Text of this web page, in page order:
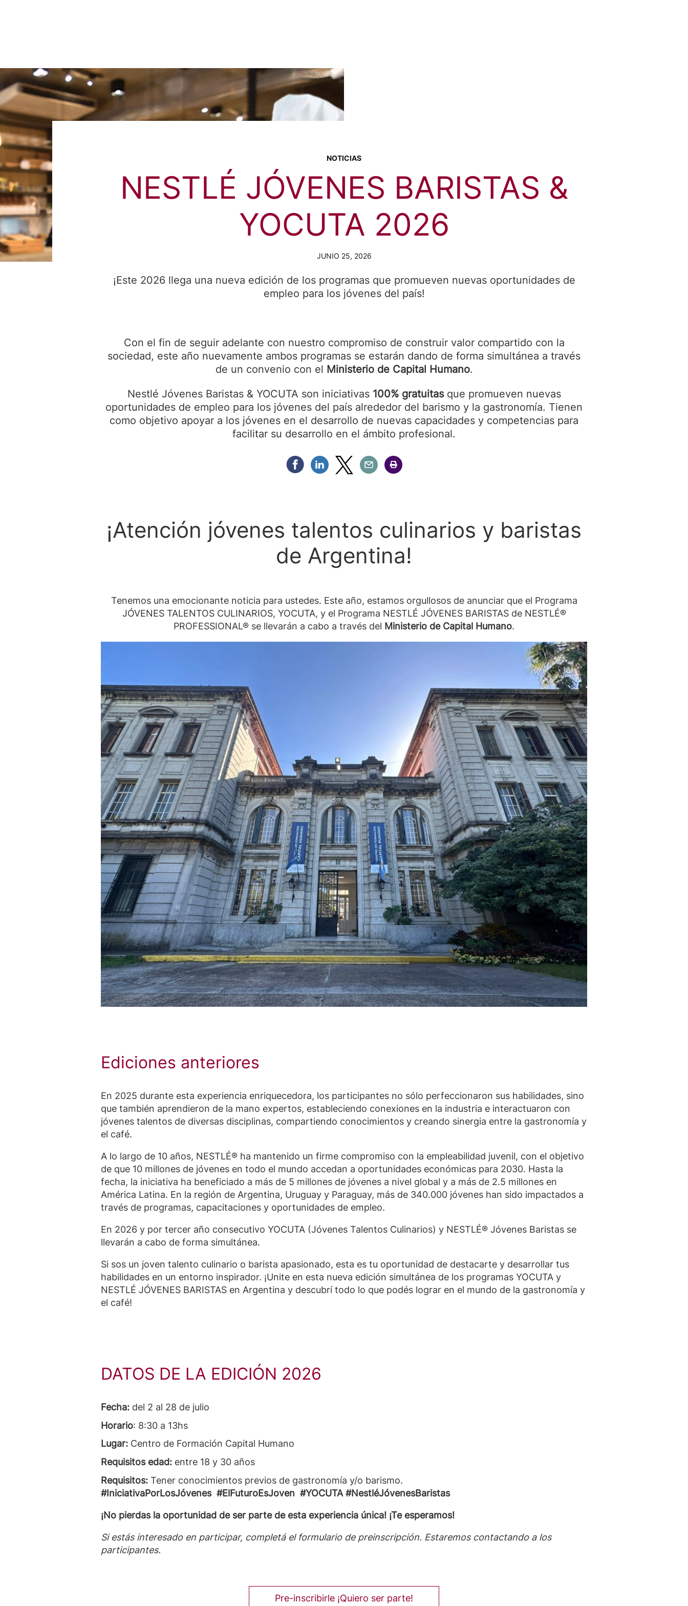
NOTICIAS
NESTLÉ JÓVENES BARISTAS &
YOCUTA 2026
JUNIO 25, 2026
¡Este 2026 llega una nueva edición de los programas que promueven nuevas oportunidades de
empleo para los jóvenes del país!
Con el fin de seguir adelante con nuestro compromiso de construir valor compartido con la
sociedad, este año nuevamente ambos programas se estarán dando de forma simultánea a través
de un convenio con el Ministerio de Capital Humano.
Nestlé Jóvenes Baristas & YOCUTA son iniciativas 100% gratuitasque promueven nuevas
oportunidades de empleo para los jóvenes del país alrededor del barismo y la gastronomía. Tienen
como objetivo apoyar a los jóvenes en el desarrollo de nuevas capacidades y competencias para
facilitar su desarrollo en el ámbito profesional.
Compartir Facebook
Compartir Linkedin
Compartir Twitter
Compartir Email
Compartir Imprimir
¡Atención jóvenes talentos culinarios y baristas
de Argentina!
Tenemos una emocionante noticia para ustedes. Este año, estamos orgullosos de anunciar que el Programa
JÓVENES TALENTOS CULINARIOS, YOCUTA, y el Programa NESTLÉ JÓVENES BARISTAS de NESTLÉ®
PROFESSIONAL® se llevarán a cabo a través del Ministerio de Capital Humano.
Ediciones anteriores
En 2025 durante esta experiencia enriquecedora, los participantes no sólo perfeccionaron sus habilidades, sino
que también aprendieron de la mano expertos, estableciendo conexiones en la industria e interactuaron con
jóvenes talentos de diversas disciplinas, compartiendo conocimientos y creando sinergia entre la gastronomía y
el café.
A lo largo de 10 años, NESTLÉ® ha mantenido un firme compromiso con la empleabilidad juvenil, con el objetivo
de que 10 millones de jóvenes en todo el mundo accedan a oportunidades económicas para 2030. Hasta la
fecha, la iniciativa ha beneficiado a más de 5 millones de jóvenes a nivel global y a más de 2.5 millones en
América Latina. En la región de Argentina, Uruguay y Paraguay, más de 340.000 jóvenes han sido impactados a
través de programas, capacitaciones y oportunidades de empleo.
En 2026 y por tercer año consecutivo YOCUTA (Jóvenes Talentos Culinarios) y NESTLÉ® Jóvenes Baristas se
llevarán a cabo de forma simultánea.
Si sos un joven talento culinario o barista apasionado, esta es tu oportunidad de destacarte y desarrollar tus
habilidades en un entorno inspirador. ¡Unite en esta nueva edición simultánea de los programas YOCUTA y
NESTLÉ JÓVENES BARISTAS en Argentina y descubrí todo lo que podés lograr en el mundo de la gastronomía y
el café!
DATOS DE LA EDICIÓN 2026
Fecha: del 2 al 28 de julio
Horario: 8:30 a 13hs
Lugar: Centro de Formación Capital Humano
Requisitos edad: entre 18 y 30 años
Requisitos: Tener conocimientos previos de gastronomía y/o barismo.
#IniciativaPorLosJóvenes #ElFuturoEsJoven #YOCUTA #NestléJóvenesBaristas
¡No pierdas la oportunidad de ser parte de esta experiencia única! ¡Te esperamos!
Si estás interesado en participar, completá el formulario de preinscripción. Estaremos contactando a los
participantes.
Pre-inscribirle ¡Quiero ser parte!